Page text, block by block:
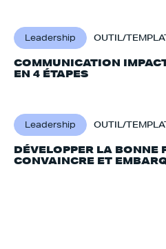
Leadership OUTIL/
COMMUNICATION
EN 4 ÉTAPES
Leadership OUTIL/
DÉVELOPPER LA BONNE
CONVAINCRE ET